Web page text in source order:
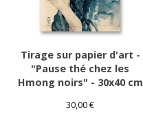
Tirage sur papier d'art -
"Pause thé chez les
Hmong noirs" - 30x40 cm
30,00€